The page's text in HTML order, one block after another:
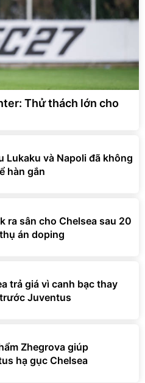
Thử thách lớn cho
Lukaku và Napoli đã không
hàn gắn
ra sân cho Chelsea sau 20
án doping
trả giá vì canh bạc thay
Juventus
Zhegrova giúp
hạ gục Chelsea